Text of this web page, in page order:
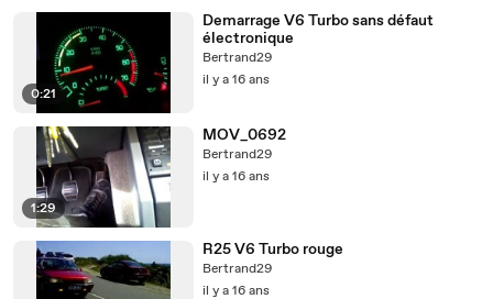
0:21
Demarrage V6 Turbo sans défaut
électronique
Bertrand29
il y a 16 ans
1:29
MOV_0692
Bertrand29
il y a 16 ans
R25 V6 Turbo rouge
Bertrand29
il y a 16 ans